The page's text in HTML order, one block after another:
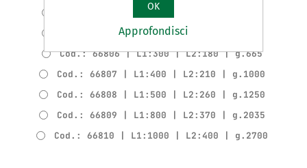
Cod.: 66804 | L1:200 | L2:130 | g.380
Cod.: 66805 | L1:250 | L2:160 | g.610
Cod.: 66806 | L1:300 | L2:180 | g.665
Cod.: 66807 | L1:400 | L2:210 | g.1000
Cod.: 66808 | L1:500 | L2:260 | g.1250
Cod.: 66809 | L1:800 | L2:370 | g.2035
Cod.: 66810 | L1:1000 | L2:400 | g.2700
OK
Approfondisci